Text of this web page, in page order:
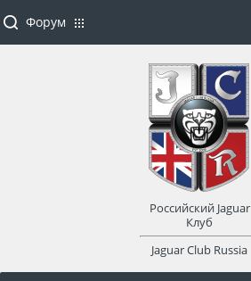
Форум
Российский Jaguar
Клуб
Jaguar Club Russia